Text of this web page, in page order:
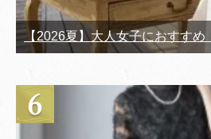
【2026夏】大人女子におすすめ